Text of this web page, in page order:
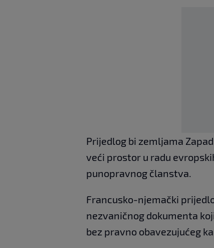
Prijedlog bi zemljama
veći prostor u radu
punopravnog članstva.
Francusko-njemački
nezvaničnog dokumenta
bez pravno obavezujućeg